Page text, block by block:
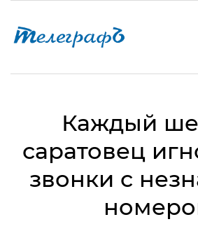
Каждый
саратовец
звонки с